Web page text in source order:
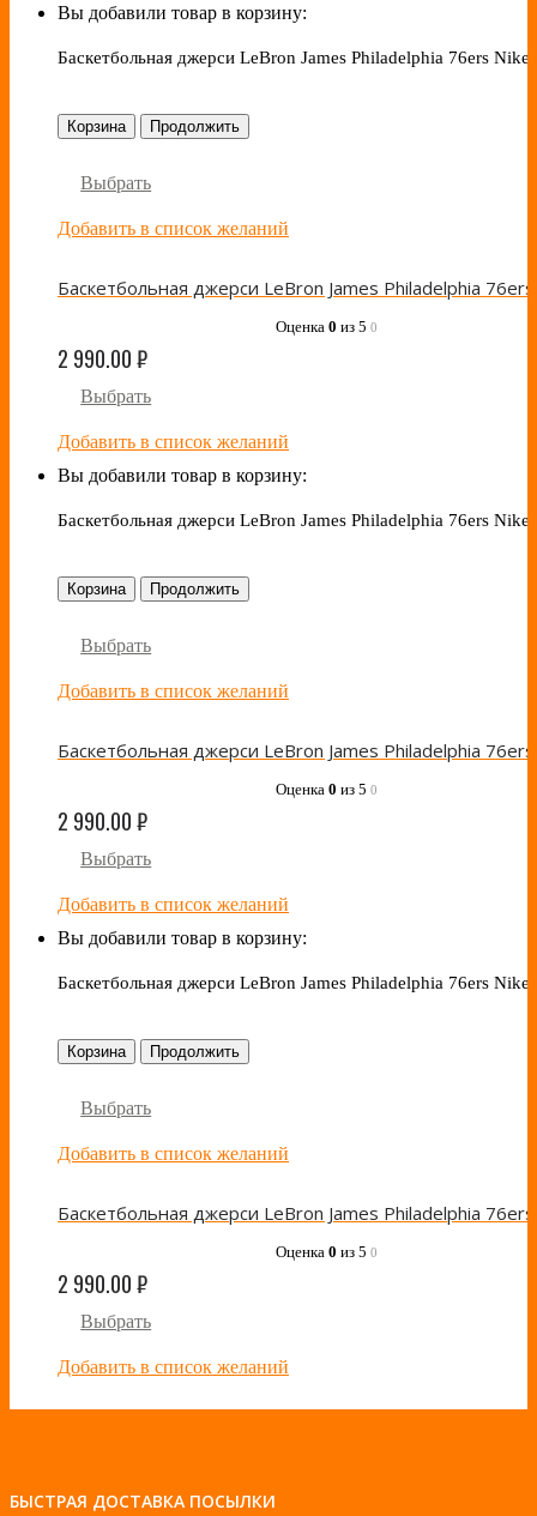
Вы добавили товар в корзину:
Баскетбольная джерси LeBron James Philadelphia 76ers Nike
Корзина Продолжить
Выбрать
Добавить в список желаний
Оценка 0 из 5 0
2 990.00₽
Выбрать
Добавить в список желаний
Вы добавили товар в корзину:
Баскетбольная джерси LeBron James Philadelphia 76ers Nike
Корзина Продолжить
Выбрать
Добавить в список желаний
Оценка 0 из 5 0
2 990.00₽
Выбрать
Добавить в список желаний
Вы добавили товар в корзину:
Баскетбольная джерси LeBron James Philadelphia 76ers Nike
Корзина Продолжить
Выбрать
Добавить в список желаний
Оценка 0 из 5 0
2 990.00₽
Выбрать
Добавить в список желаний
БЫСТРАЯ ДОСТАВКА ПОСЫЛКИ